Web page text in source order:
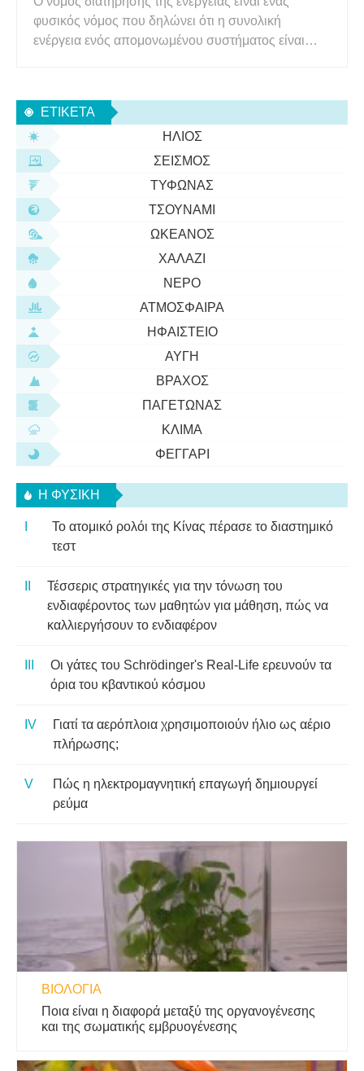
φυσικός νόμος που δηλώνει ότι η συνολική
ενέργεια ενός απομονωμένου συστήματος είναι
την πάροδο του χρόνου. Ο νόμος της διατήρησης
της ενέργειας είναι ο πρώτος νό
ΕΤΙΚΈΤΑ
ΉΛΙΟΣ
ΣΕΙΣΜΌΣ
ΤΥΦΏΝΑΣ
ΤΣΟΥΝΆΜΙ
ΩΚΕΑΝΌΣ
ΧΑΛΆΖΙ
ΝΕΡΌ
ΑΤΜΌΣΦΑΙΡΑ
ΗΦΑΊΣΤΕΙΟ
ΑΥΓΉ
ΒΡΆΧΟΣ
ΠΑΓΕΤΏΝΑΣ
ΚΛΊΜΑ
ΦΕΓΓΆΡΙ
Η ΦΥΣΙΚΗ
Το ατομικό ρολόι της Κίνας πέρασε το διαστημικό
τεστ
Τέσσερις στρατηγικές για την τόνωση του
ενδιαφέροντος των μαθητών για μάθηση, πώς να
καλλιεργήσουν το ενδιαφέρον
Οι γάτες του Schrödinger's Real-Life ερευνούν τα
όρια του κβαντικού κόσμου
Γιατί τα αερόπλοια χρησιμοποιούν ήλιο ως αέριο
πλήρωσης;
Πώς η ηλεκτρομαγνητική επαγωγή δημιουργεί
ρεύμα
ΒΙΟΛΟΓΊΑ
Ποια είναι η διαφορά μεταξύ της οργανογένεσης
και της σωματικής εμβρυογένεσης